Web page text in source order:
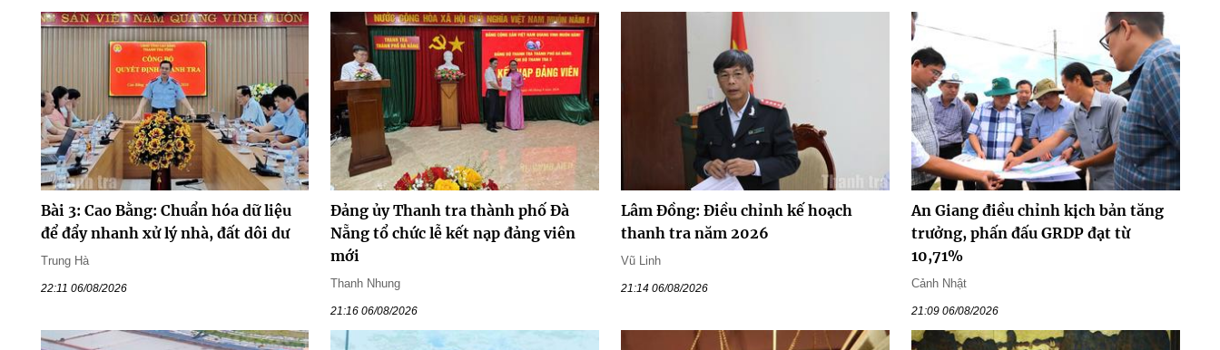
Bài 3: Cao Bằng: Chuẩn hóa dữ liệu
để đẩy nhanh xử lý nhà, đất dôi dư
Trung Hà
22:11 06/08/2026
Đảng ủy Thanh tra thành phố Đà
Nẵng tổ chức lễ kết nạp đảng viên
mới
Thanh Nhung
21:16 06/08/2026
Lâm Đồng: Điều chỉnh kế hoạch
thanh tra năm 2026
Vũ Linh
21:14 06/08/2026
An Giang điều chỉnh kịch bản tăng
trưởng, phấn đấu GRDP đạt từ
10,71%
Cảnh Nhật
21:09 06/08/2026